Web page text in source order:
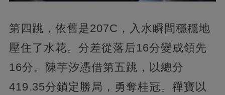
第四跳，依舊是207C，入水瞬間穩穩地
壓住了水花。分差從落后16分變成領先
16分。陳芋汐憑借第五跳，以總分
419.35分鎖定勝局，勇奪桂冠。禪寶以